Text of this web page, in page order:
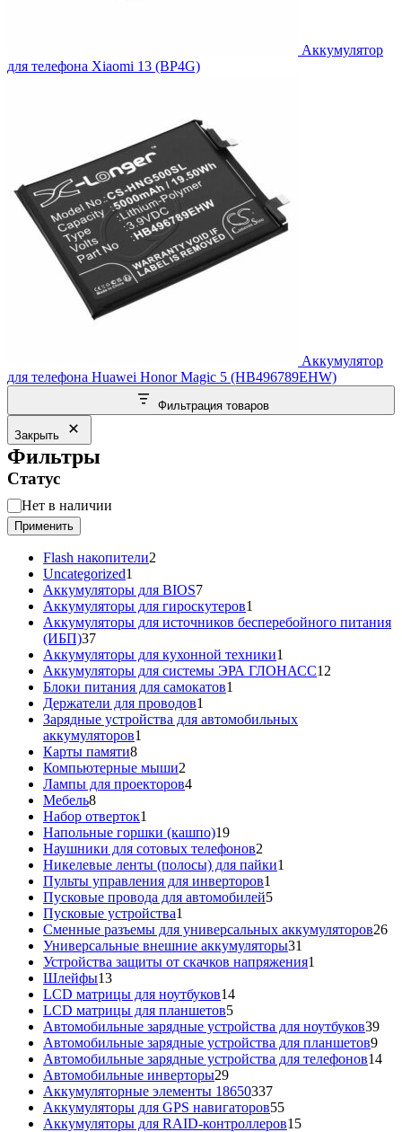
Аккумулятор
для телефона Xiaomi 13 (BP4G)
Аккумулятор
для телефона Huawei Honor Magic 5 (HB496789EHW)
Фильтрация товаров
Закрыть
Фильтры
Статус
Статус
Нет в наличии
Применить
Flash накопители2
Uncategorized1
товар
Аккумуляторы для BIOS77
товаров
Аккумуляторы для гироскутеров1
товар
Аккумуляторы для источников бесперебойного питания
(ИБП)3737
товаров
Аккумуляторы для кухонной техники1
товар
Аккумуляторы для системы ЭРА ГЛОНАСС12
Блоки питания для самокатов1
Держатели для проводов1
товар
Зарядные устройства для автомобильных
аккумуляторов1
Карты памяти88
товаров
Компьютерные мыши2
товара
Лампы для проекторов44
Мебель88
товаров
Набор отверток1
товар
Напольные горшки (кашпо)1919
товаров
Наушники для сотовых телефонов2
товара
Никелевые ленты (полосы) для пайки1
Пульты управления для инверторов1
товар
Пусковые провода для автомобилей55
Пусковые устройства1
товар
Сменные разъемы для универсальных аккумуляторов2626
Универсальные внешние аккумуляторы31
товар
Устройства защиты от скачков напряжения1
Шлейфы1313
товаров
LCD матрицы для ноутбуков1414
LCD матрицы для планшетов55
товаров
Автомобильные зарядные устройства для ноутбуков3939
Автомобильные зарядные устройства для планшетов99
Автомобильные зарядные устройства для телефонов1414
Автомобильные инверторы2929
товаров
Аккумуляторные элементы 18650337337
товаров
Аккумуляторы для GPS навигаторов5555
товаров
Аккумуляторы для RAID-контроллеров1515